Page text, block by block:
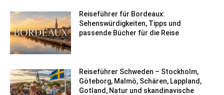
Reiseführer für Bordeaux:
Sehenswürdigkeiten, Tipps und
passende Bücher für die Reise
Reiseführer Schweden – Stockholm,
Göteborg, Malmö, Schären, Lappland,
Gotland, Natur und skandinavische